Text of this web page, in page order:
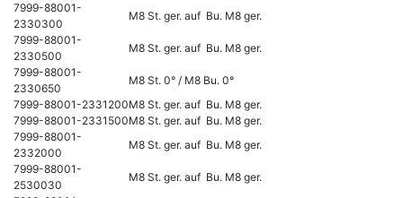
7999-88001-
2330300
M8 St. ger. auf Bu. M8 ger.
7999-88001-
2330500
M8 St. ger. auf Bu. M8 ger.
7999-88001-
2330650
M8 St. 0° / M8 Bu. 0°
7999-88001-2331200M8 St. ger. auf Bu. M8 ger.
7999-88001-2331500M8 St. ger. auf Bu. M8 ger.
7999-88001-
2332000
M8 St. ger. auf Bu. M8 ger.
7999-88001-
2530030
M8 St. ger. auf Bu. M8 ger.